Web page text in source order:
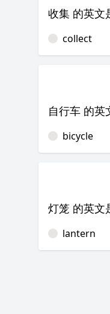
收集 的英文
collect
自行车 的英
bicycle
灯笼 的英文
lantern